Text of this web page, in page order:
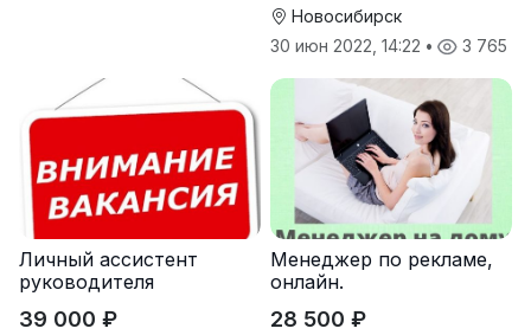
Новосибирск
30 июн 2022, 14:22 • 3 765
Личный ассистент
руководителя
39 000 ₽
Менеджер по рекламе,
онлайн.
28 500 ₽